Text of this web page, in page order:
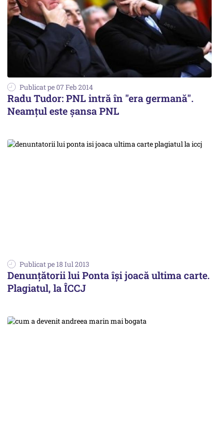
Publicat pe 07 Feb 2014
Radu Tudor: PNL intră în "era germană".
Neamțul este șansa PNL
Publicat pe 18 Iul 2013
Denunțătorii lui Ponta își joacă ultima carte.
Plagiatul, la ÎCCJ